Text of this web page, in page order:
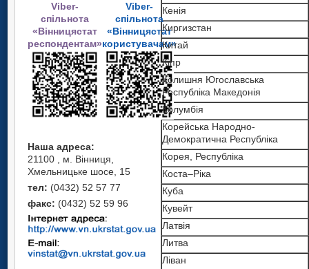
Viber-
спільнота
«Вінницястат
респондентам»
Viber-
спільнота
«Вінницястат
користувачам»
Наша адреса:
21100 , м. Вінниця,
Хмельницьке шосе, 15
тел: (0432) 52 57 77
факс: (0432) 52 59 96
Кенія
Киргизстан
Китай
Кіпр
Колишня Югославська
Республіка Македонія
Колумбія
Корейська Народно-
Демократична Республіка
Корея, Республіка
Коста–Ріка
Куба
Кувейт
Латвія
Литва
Ліван